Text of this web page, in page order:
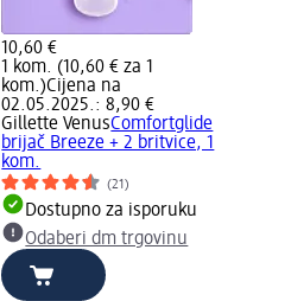
10,60 €
1 kom. (10,60 € za 1
kom.)Cijena na
02.05.2025.: 8,90 €
Gillette VenusComfortglide
brijač Breeze + 2 britvice, 1
kom.
(21)
Dostupno za isporuku
Odaberi dm trgovinu